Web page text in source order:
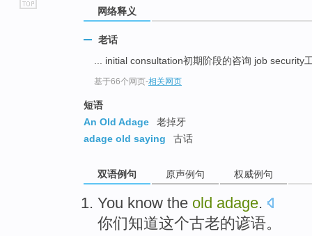
网络释义
老话
... initial consultation初期阶段的咨询 job security
基于66个网页-相关网页
短语
An Old Adage
老掉牙
adage old saying
古话
双语例句 原声例句 权威例句
You know the old adage.
你们知道这个古老的谚语。